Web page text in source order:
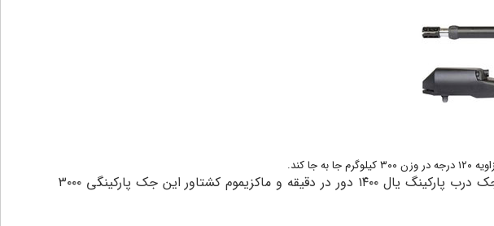
دور موتور جک درب پارکینگ یال ۱۴۰۰ دور در دقیقه و ماکزیموم کشتاور این جک پارکینگی ۳۰۰۰